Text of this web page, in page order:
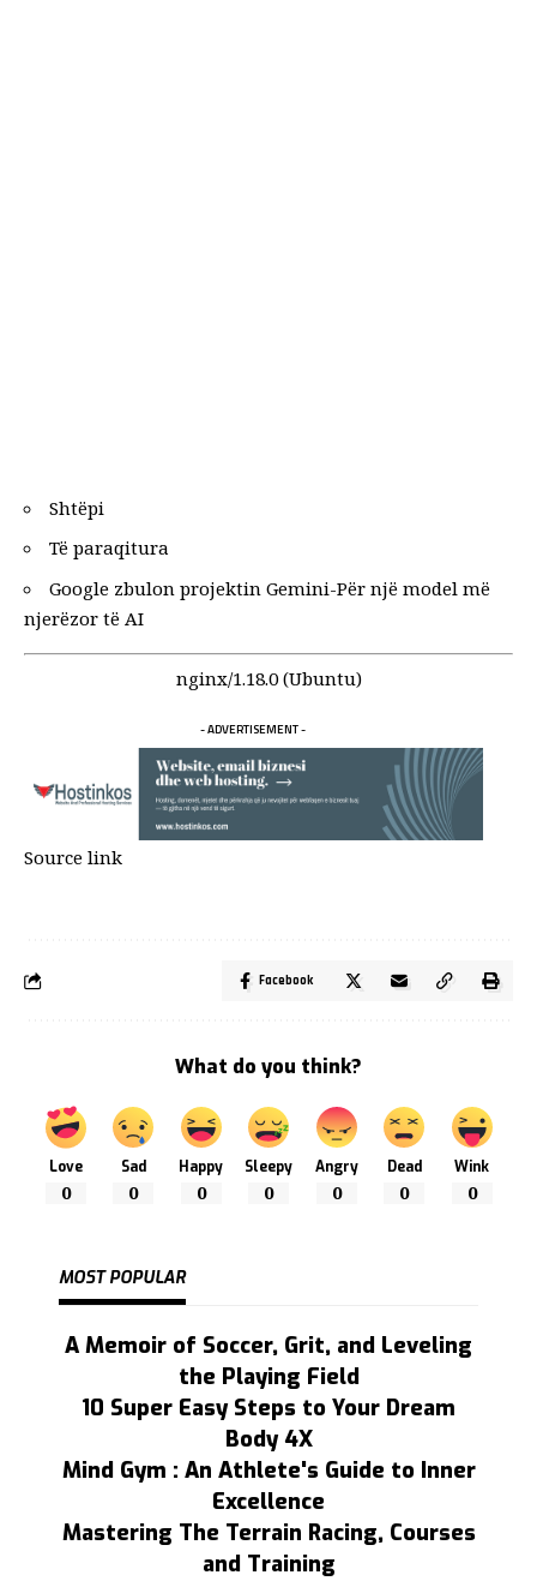
Shtëpi
Të paraqitura
Google zbulon projektin Gemini-Për një model më
njerëzor të AI
nginx/1.18.0 (Ubuntu)
- ADVERTISEMENT -
Source link
Facebook
What do you think?
Love
0
Sad
0
Happy
0
Sleepy
0
Angry
0
Dead
0
Wink
0
MOST POPULAR
A Memoir of Soccer, Grit, and Leveling
the Playing Field
10 Super Easy Steps to Your Dream
Body 4X
Mind Gym : An Athlete's Guide to Inner
Excellence
Mastering The Terrain Racing, Courses
and Training